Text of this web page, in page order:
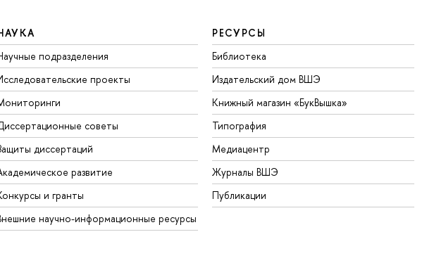
подразделения
проекты
советы
диссертаций
развитие
и гранты
научно-информационные ресурсы
РЕСУРСЫ
Библиотека
Издательский дом ВШЭ
Книжный магазин «БукВышка»
Типография
Медиацентр
Журналы ВШЭ
Публикации